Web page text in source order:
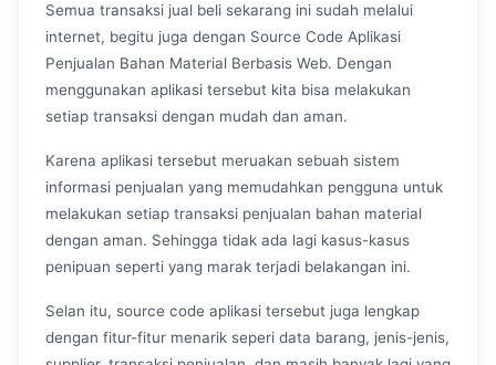
Semua transaksi jual beli sekarang ini sudah melalui
internet, begitu juga dengan Source Code Aplikasi
Penjualan Bahan Material Berbasis Web. Dengan
menggunakan aplikasi tersebut kita bisa melakukan
setiap transaksi dengan mudah dan aman.
Karena aplikasi tersebut meruakan sebuah sistem
informasi penjualan yang memudahkan pengguna untuk
melakukan setiap transaksi penjualan bahan material
dengan aman. Sehingga tidak ada lagi kasus-kasus
penipuan seperti yang marak terjadi belakangan ini.
Selan itu, source code aplikasi tersebut juga lengkap
dengan fitur-fitur menarik seperi data barang, jenis-jenis,